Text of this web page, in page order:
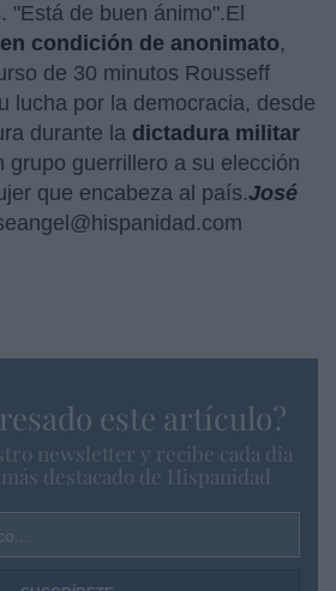
"Está de buen ánimo".El
condición de anonimato,
de 30 minutos Rousseff
lucha por la democracia, desde
durante la dictadura militar
grupo guerrillero a su elección
que encabeza al país.José
este artículo?
newsletter y recibe cada dia
destacado de Hispanidad